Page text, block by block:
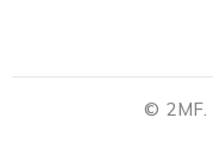
© 2MF.